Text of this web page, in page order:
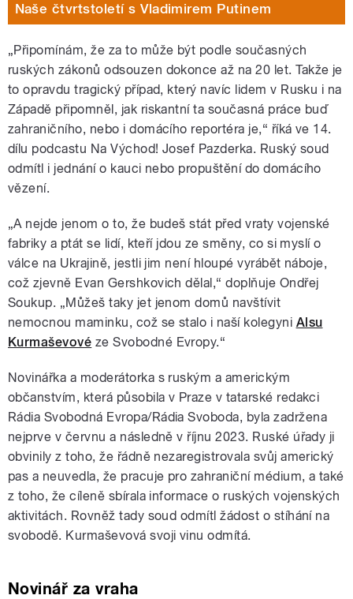
Naše čtvrtstoletí s Vladimirem Putinem
„Připomínám, že za to může být podle současných
ruských zákonů odsouzen dokonce až na 20 let. Takže je
to opravdu tragický případ, který navíc lidem v Rusku i na
Západě připomněl, jak riskantní ta současná práce buď
zahraničního, nebo i domácího reportéra je,“ říká ve 14.
dílu podcastu Na Východ! Josef Pazderka. Ruský soud
odmítl i jednání o kauci nebo propuštění do domácího
vězení.
„A nejde jenom o to, že budeš stát před vraty vojenské
fabriky a ptát se lidí, kteří jdou ze směny, co si myslí o
válce na Ukrajině, jestli jim není hloupé vyrábět náboje,
což zjevně Evan Gershkovich dělal,“ doplňuje Ondřej
Soukup. „Můžeš taky jet jenom domů navštívit
nemocnou maminku, což se stalo i naší kolegyni Alsu
Kurmaševové ze Svobodné Evropy.“
Novinářka a moderátorka s ruským a americkým
občanstvím, která působila v Praze v tatarské redakci
Rádia Svobodná Evropa/Rádia Svoboda, byla zadržena
nejprve v červnu a následně v říjnu 2023. Ruské úřady ji
obvinily z toho, že řádně nezaregistrovala svůj americký
pas a neuvedla, že pracuje pro zahraniční médium, a také
z toho, že cíleně sbírala informace o ruských vojenských
aktivitách. Rovněž tady soud odmítl žádost o stíhání na
svobodě. Kurmaševová svoji vinu odmítá.
Novinář za vraha